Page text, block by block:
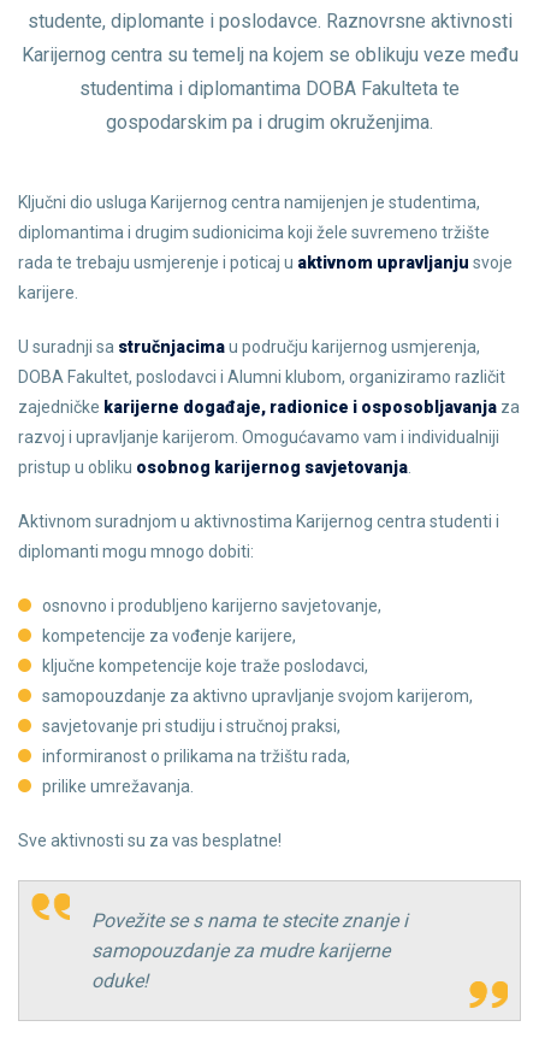
studente, diplomante i poslodavce. Raznovrsne aktivnosti
Karijernog centra su temelj na kojem se oblikuju veze među
studentima i diplomantima DOBA Fakulteta te
gospodarskim pa i drugim okruženjima.
Ključni dio usluga Karijernog centra namijenjen je studentima,
diplomantima i drugim sudionicima koji žele suvremeno tržište
rada te trebaju usmjerenje i poticaj u aktivnom upravljanju svoje
karijere.
U suradnji sa stručnjacimau području karijernog usmjerenja,
DOBA Fakultet, poslodavci i Alumni klubom, organiziramo različit
zajedničke karijerne događaje, radionice i osposobljavanja za
razvoj i upravljanje karijerom. Omogućavamo vam i individualniji
pristup u obliku osobnog karijernog savjetovanja
Aktivnom suradnjom u aktivnostima Karijernog centra studenti i
diplomanti mogu mnogo dobiti:
osnovno i produbljeno karijerno savjetovanje,
kompetencije za vođenje karijere,
ključne kompetencije koje traže poslodavci,
samopouzdanje za aktivno upravljanje svojom karijerom,
savjetovanje pri studiju i stručnoj praksi,
informiranost o prilikama na tržištu rada,
prilike umrežavanja.
Sve aktivnosti su za vas besplatne!
Povežite se s nama te stecite znanje i
samopouzdanje za mudre karijerne
oduke!